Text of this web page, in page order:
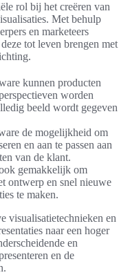
rol bij het creëren van
Met behulp
en marketeers
tot leven brengen met
kunnen producten
worden
beeld wordt gegeven
de mogelijkheid om
en aan te passen aan
van de klant.
gemakkelijk om
ontwerp en snel nieuwe
te maken.
visualisatietechnieken en
naar een hoger
en
en de